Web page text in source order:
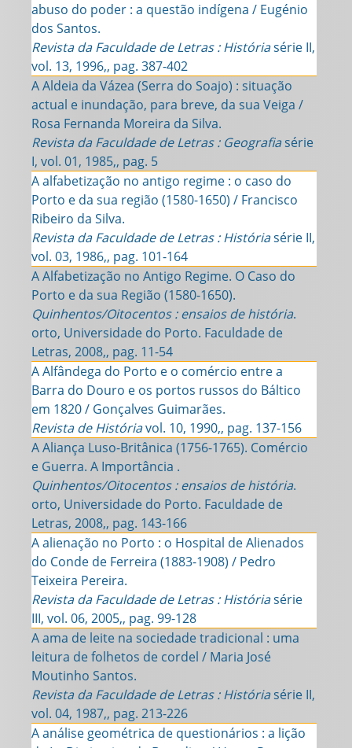
abuso do poder : a questão indígena / Eugénio
dos Santos.
Revista da Faculdade de Letras : Históriasérie II,
vol. 13, 1996,, pag. 387-402
A Aldeia da Vázea (Serra do Soajo) : situação
actual e inundação, para breve, da sua Veiga /
Rosa Fernanda Moreira da Silva.
Revista da Faculdade de Letras : Geografiasérie
I, vol. 01, 1985,, pag. 5
A alfabetização no antigo regime : o caso do
Porto e da sua região (1580-1650) / Francisco
Ribeiro da Silva.
Revista da Faculdade de Letras : Históriasérie II,
vol. 03, 1986,, pag. 101-164
A Alfabetização no Antigo Regime. O Caso do
Porto e da sua Região (1580-1650).
Quinhentos/Oitocentos : ensaios de história.
orto, Universidade do Porto. Faculdade de
Letras, 2008,, pag. 11-54
A Alfândega do Porto e o comércio entre a
Barra do Douro e os portos russos do Báltico
em 1820 / Gonçalves Guimarães.
Revista de Históriavol. 10, 1990,, pag. 137-156
A Aliança Luso-Britânica (1756-1765). Comércio
e Guerra. A Importância .
Quinhentos/Oitocentos : ensaios de história.
orto, Universidade do Porto. Faculdade de
Letras, 2008,, pag. 143-166
A alienação no Porto : o Hospital de Alienados
do Conde de Ferreira (1883-1908) / Pedro
Teixeira Pereira.
Revista da Faculdade de Letras : Históriasérie
III, vol. 06, 2005,, pag. 99-128
A ama de leite na sociedade tradicional : uma
leitura de folhetos de cordel / Maria José
Moutinho Santos.
Revista da Faculdade de Letras : Históriasérie II,
vol. 04, 1987,, pag. 213-226
A análise geométrica de questionários : a lição